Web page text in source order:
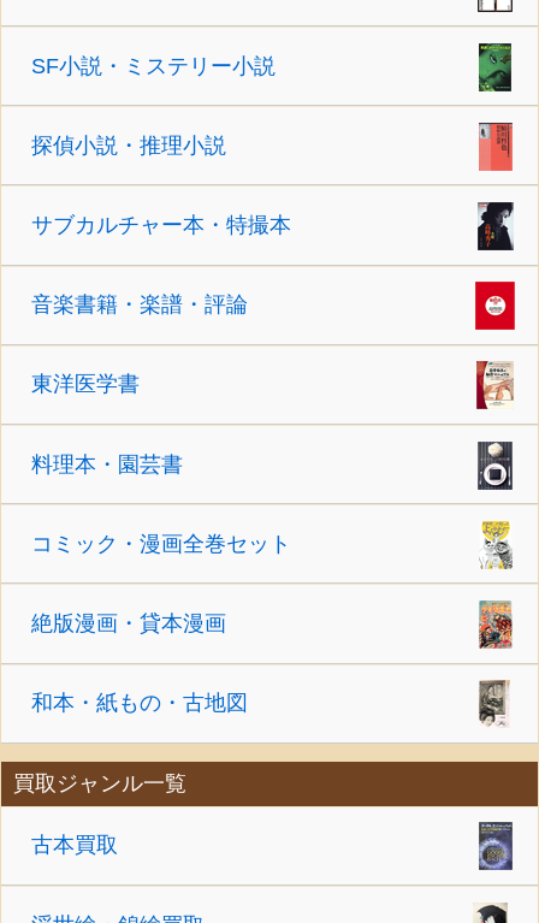
SF小説・ミステリー小説
探偵小説・推理小説
サブカルチャー本・特撮本
音楽書籍・楽譜・評論
東洋医学書
料理本・園芸書
コミック・漫画全巻セット
絶版漫画・貸本漫画
和本・紙もの・古地図
買取ジャンル一覧
古本買取